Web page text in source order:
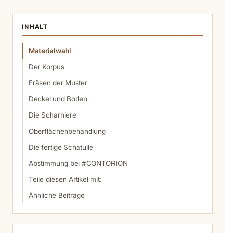
INHALT
Materialwahl
Der Korpus
Fräsen der Muster
Deckel und Boden
Die Scharniere
Oberflächenbehandlung
Die fertige Schatulle
Abstimmung bei #CONTORION
Teile diesen Artikel mit:
Ähnliche Beiträge